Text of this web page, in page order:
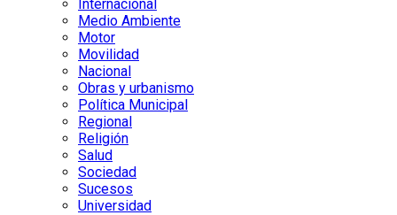
Internacional
Medio Ambiente
Motor
Movilidad
Nacional
Obras y urbanismo
Política Municipal
Regional
Religión
Salud
Sociedad
Sucesos
Universidad